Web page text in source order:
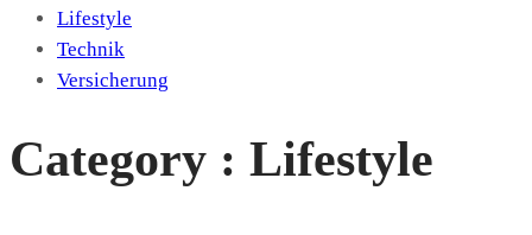
Lifestyle
Technik
Versicherung
Category : Lifestyle